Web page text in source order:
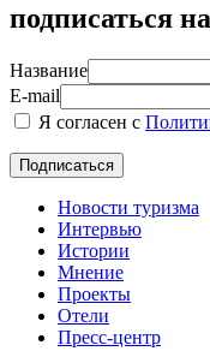
подписаться
Название
E-mail
Я согласен с
Новости туризма
Интервью
Истории
Мнение
Проекты
Отели
Пресс-центр